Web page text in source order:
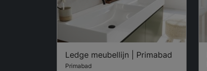
Ledge meubellijn | Primabad
Primabad